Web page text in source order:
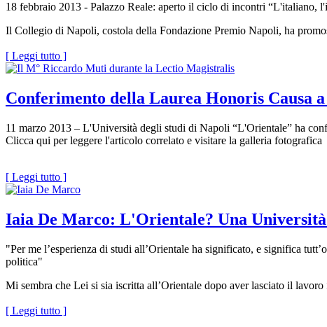
18 febbraio 2013 - Palazzo Reale: aperto il ciclo di incontri “L'italiano,
Il Collegio di Napoli, costola della Fondazione Premio Napoli, ha
[ Leggi tutto ]
Conferimento della Laurea Honoris Causa
11 marzo 2013 – L'Università degli studi di Napoli “L'Orientale” ha
Clicca qui per leggere l'articolo correlato e visitare la galleria fotografica
[ Leggi tutto ]
Iaia De Marco: L'Orientale? Una
"Per me l’esperienza di studi all’Orientale ha significato, e significa
politica"
Mi sembra che Lei si sia iscritta all’Orientale dopo aver lasciato il
[ Leggi tutto ]